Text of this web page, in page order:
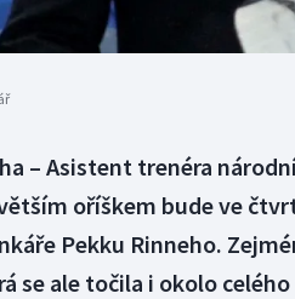
– Asistent trenéra
oříškem bude ve
Pekku Rinneho.
se ale točila i okolo